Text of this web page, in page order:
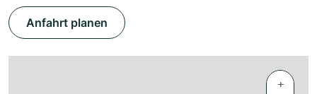
Anfahrt planen
+